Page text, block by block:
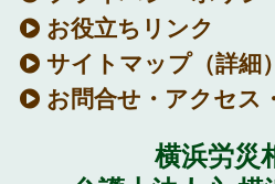
お役立ちリンク
サイトマップ（詳細）
お問合せ・アクセス
横浜労災